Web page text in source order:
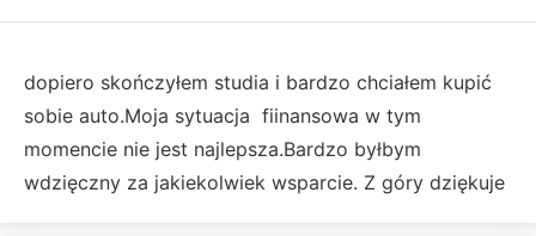
dopiero skończyłem studia i bardzo chciałem kupić
sobie auto.Moja sytuacja fiinansowa w tym
momencie nie jest najlepsza.Bardzo byłbym
wdzięczny za jakiekolwiek wsparcie. Z góry dziękuje